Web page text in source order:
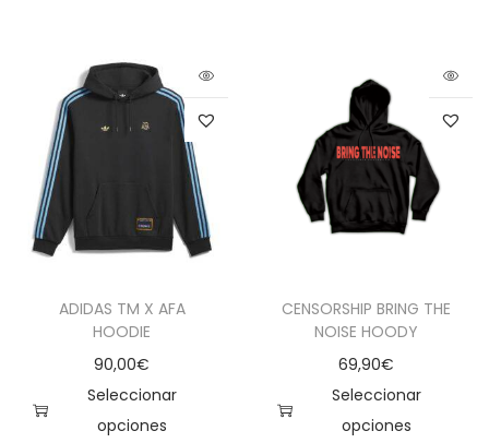
ADIDAS TM X AFA
HOODIE
90,00€
Seleccionar
opciones
CENSORSHIP BRING THE
NOISE HOODY
69,90€
Seleccionar
opciones